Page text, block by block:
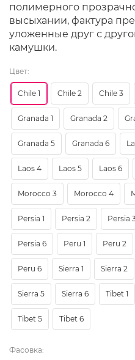
полимерного
высыхании, фактура
уложенные друг с
камушки.
Цвет:
Chile 1 Chile 2 Chile 3
Granada 1 Granada 2
Granada 5 Granada 6
Laos 4 Laos 5 Laos 6
Morocco 3 Morocco 4
Persia 1 Persia 2 Persia
Persia 6 Peru 1 Peru 2
Peru 6 Sierra 1 Sierra 2
Sierra 5 Sierra 6 Tibet 1
Tibet 5 Tibet 6
Фасовка: